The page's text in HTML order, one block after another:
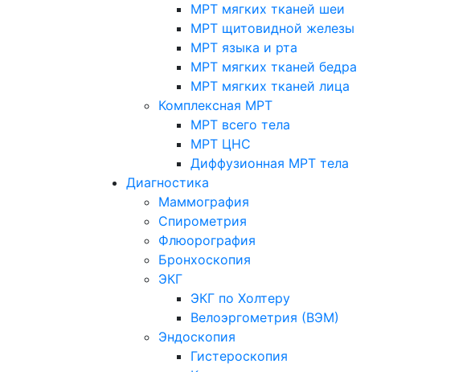
МРТ мягких тканей шеи
МРТ щитовидной железы
МРТ языка и рта
МРТ мягких тканей бедра
МРТ мягких тканей лица
Комплексная МРТ
МРТ всего тела
МРТ ЦНС
Диффузионная МРТ тела
Диагностика
Маммография
Спирометрия
Флюорография
Бронхоскопия
ЭКГ
ЭКГ по Холтеру
Велоэргометрия (ВЭМ)
Эндоскопия
Гистероскопия